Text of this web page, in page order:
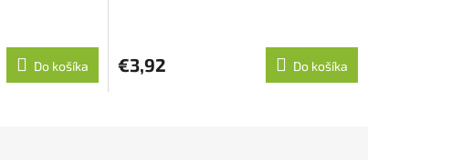
Do košíka €3,92 Do košíka